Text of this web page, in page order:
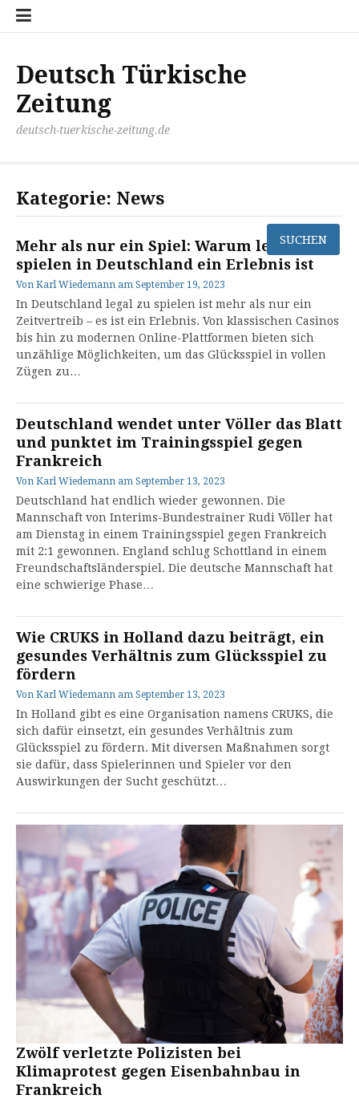
Zum
Inhalt
Deutsch Türkische
Zeitung
deutsch-tuerkische-zeitung.de
Kategorie: News
Mehr als nur ein Spiel: Warum legal
spielen in Deutschland ein Erlebnis ist
Von Karl Wiedemann am September 19, 2023
In Deutschland legal zu spielen ist mehr als nur ein
Zeitvertreib – es ist ein Erlebnis. Von klassischen Casinos
bis hin zu modernen Online-Plattformen bieten sich
unzählige Möglichkeiten, um das Glücksspiel in vollen
Zügen zu…
Deutschland wendet unter Völler das Blatt
und punktet im Trainingsspiel gegen
Frankreich
Von Karl Wiedemann am September 13, 2023
Deutschland hat endlich wieder gewonnen. Die
Mannschaft von Interims-Bundestrainer Rudi Völler hat
am Dienstag in einem Trainingsspiel gegen Frankreich
mit 2:1 gewonnen. England schlug Schottland in einem
Freundschaftsländerspiel. Die deutsche Mannschaft hat
eine schwierige Phase…
Wie CRUKS in Holland dazu beiträgt, ein
gesundes Verhältnis zum Glücksspiel zu
fördern
Von Karl Wiedemann am September 13, 2023
In Holland gibt es eine Organisation namens CRUKS, die
sich dafür einsetzt, ein gesundes Verhältnis zum
Glücksspiel zu fördern. Mit diversen Maßnahmen sorgt
sie dafür, dass Spielerinnen und Spieler vor den
Auswirkungen der Sucht geschützt…
Zwölf verletzte Polizisten bei
Klimaprotest gegen Eisenbahnbau in
Frankreich